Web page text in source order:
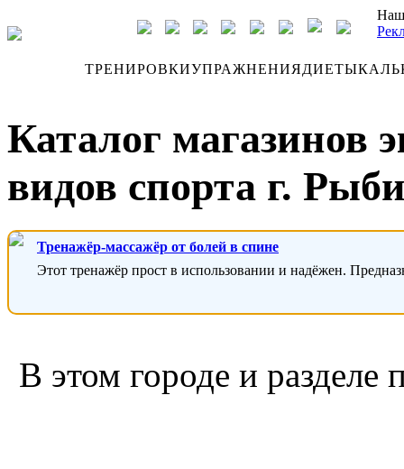
ТРЕНИРОВКИУПРАЖНЕНИЯДИЕТЫ
Каталог магазинов
видов спорта г.
Тренажёр-массажёр от болей в спине
Этот тренажёр прост в использовании и надёжен.
В этом городе и разделе